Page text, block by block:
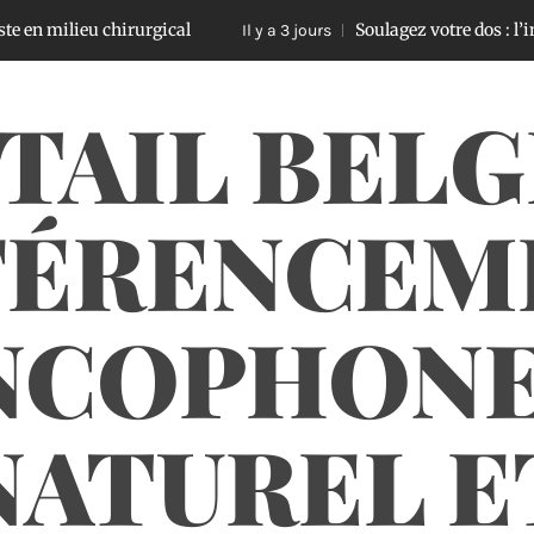
chirurgical Il y a 3 jours Soulagez votre dos : l’impact